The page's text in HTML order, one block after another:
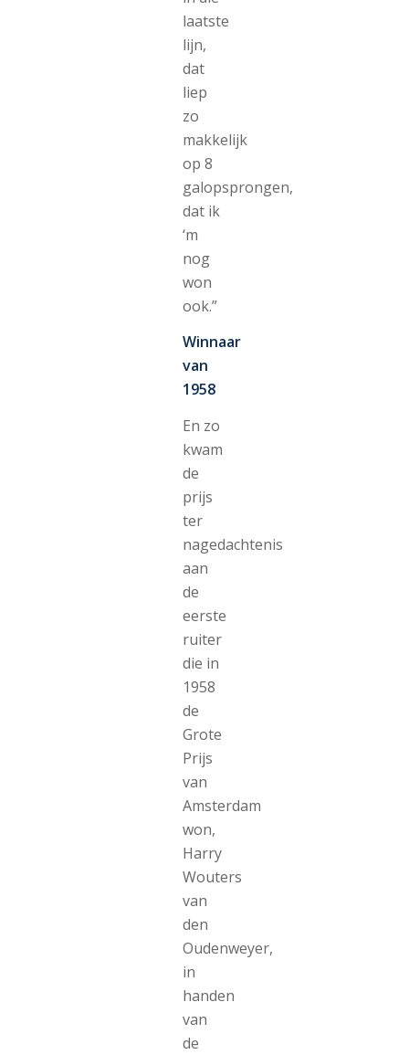
laatste
lijn,
dat
liep
zo
makkelijk
op 8
galopsprongen,
dat ik
‘m
nog
won
ook.”
Winnaar
van
1958
En zo
kwam
de
prijs
ter
nagedachtenis
aan
de
eerste
ruiter
die in
1958
de
Grote
Prijs
van
Amsterdam
won,
Harry
Wouters
van
den
Oudenweyer,
in
handen
van
de